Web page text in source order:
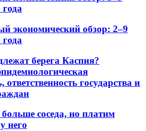
года
экономический обзор: 2–9
года
берега Каспия?
ответственность государства и
соседа, но платим
него